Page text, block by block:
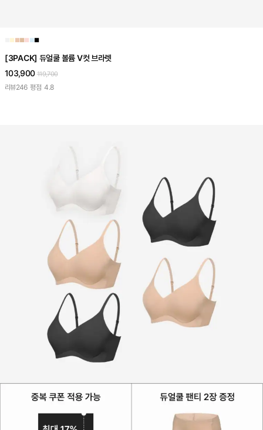
■■■■■■
[3PACK] 듀얼쿨 볼륨 V컷 브라렛
103,900 119,700
리뷰246 평점 4.8